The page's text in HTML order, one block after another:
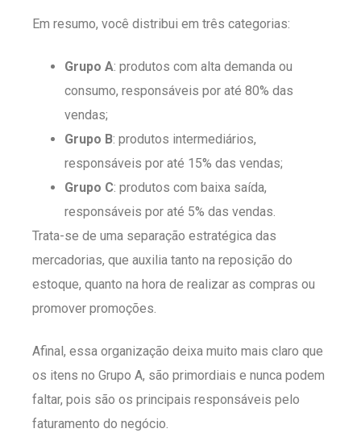
Em resumo, você distribui em três categorias:
Grupo A: produtos com alta demanda ou
consumo, responsáveis por até 80% das
vendas;
Grupo B: produtos intermediários,
responsáveis por até 15% das vendas;
Grupo C: produtos com baixa saída,
responsáveis por até 5% das vendas.
Trata-se de uma separação estratégica das
mercadorias, que auxilia tanto na reposição do
estoque, quanto na hora de realizar as compras ou
promover promoções.
Afinal, essa organização deixa muito mais claro que
os itens no Grupo A, são primordiais e nunca podem
faltar, pois são os principais responsáveis pelo
faturamento do negócio.